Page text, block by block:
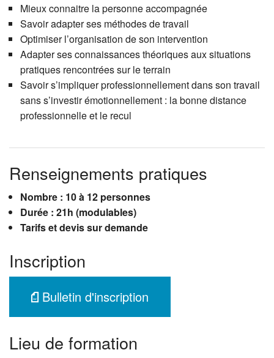
Mieux connaitre la personne accompagnée
Savoir adapter ses méthodes de travail
Optimiser l’organisation de son intervention
Adapter ses connaissances théoriques aux situations
pratiques rencontrées sur le terrain
Savoir s’impliquer professionnellement dans son travail
sans s’investir émotionnellement : la bonne distance
professionnelle et le recul
Renseignements pratiques
Nombre : 10 à 12 personnes
Durée : 21h (modulables)
Tarifs et devis sur demande
Inscription
Bulletin d'inscription
Lieu de formation